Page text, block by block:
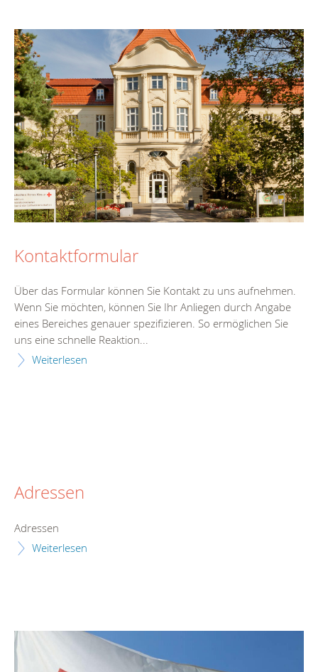
Kontaktformular
Über das Formular können Sie Kontakt zu uns aufnehmen.
Wenn Sie möchten, können Sie Ihr Anliegen durch Angabe
eines Bereiches genauer spezifizieren. So ermöglichen Sie
uns eine schnelle Reaktion...
Weiterlesen
Adressen
Adressen
Weiterlesen